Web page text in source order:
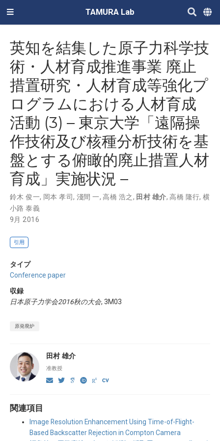
TAMURA Lab
英知を結集した原子力科学技
術・人材育成推進事業 廃止
措置研究・人材育成等強化プ
ログラムにおける人材育成
活動 (3) – 東京大学「遠隔操
作技術及び核種分析技術を基
盤とする俯瞰的廃止措置人材
育成」実施状況 –
鈴木 俊一, 岡本 孝司, 淺間 一, 高橋 浩之, 田村 雄介, 高橋 隆行,横
小路 泰義
9月 2016
引用
タイプ
Conference paper
収録
日本原子力学会2016秋の大会, 3M03
原発廃炉
田村 雄介
准教授
関連項目
Image Resolution Enhancement Using Time-of-Flight-
Based Backscatter Rejection in Compton Camera